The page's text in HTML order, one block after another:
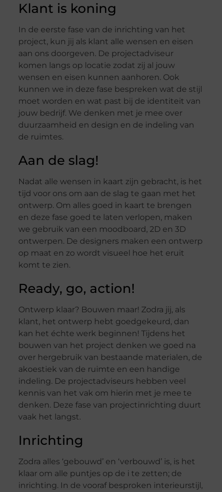
Klant is koning
In de eerste fase van de inrichting van het
project, kun jij als klant alle wensen en eisen
aan ons doorgeven. De projectadviseur
komen langs op locatie zodat zij al jouw
wensen en eisen kunnen aanhoren. Ook
kunnen we in deze fase bespreken wat de stijl
moet worden en wat past bij de identiteit van
jouw bedrijf. We denken met je mee over
duurzaamheid en design en de indeling van
de ruimtes.
Aan de slag!
Nadat alle wensen in kaart zijn gebracht, is het
tijd voor ons om aan de slag te gaan met het
ontwerp. Om alles goed in kaart te brengen
en deze fase goed te laten verlopen, maken
we gebruik van een moodboard, 2D en 3D
ontwerpen. De designers maken een ontwerp
op maat en zo wordt visueel hoe het eruit
komt te zien.
Ready, go, action!
Ontwerp klaar? Bouwen maar! Zodra jij, als
klant, het ontwerp hebt goedgekeurd, dan
kan het échte werk beginnen! Tijdens het
bouwen van het project denken we goed na
over hergebruik van bestaande materialen, de
akoestiek van de ruimte en een handige
indeling. De projectadviseurs hebben veel
kennis van het vak om hierin met je mee te
denken. Deze fase van projectinrichting duurt
vaak het langst.
Inrichting
Zodra alles ‘gebouwd’ en ‘verbouwd’ is, is het
klaar om alle puntjes op de i te zetten; de
inrichting. In de vooraf besproken interieurstijl,